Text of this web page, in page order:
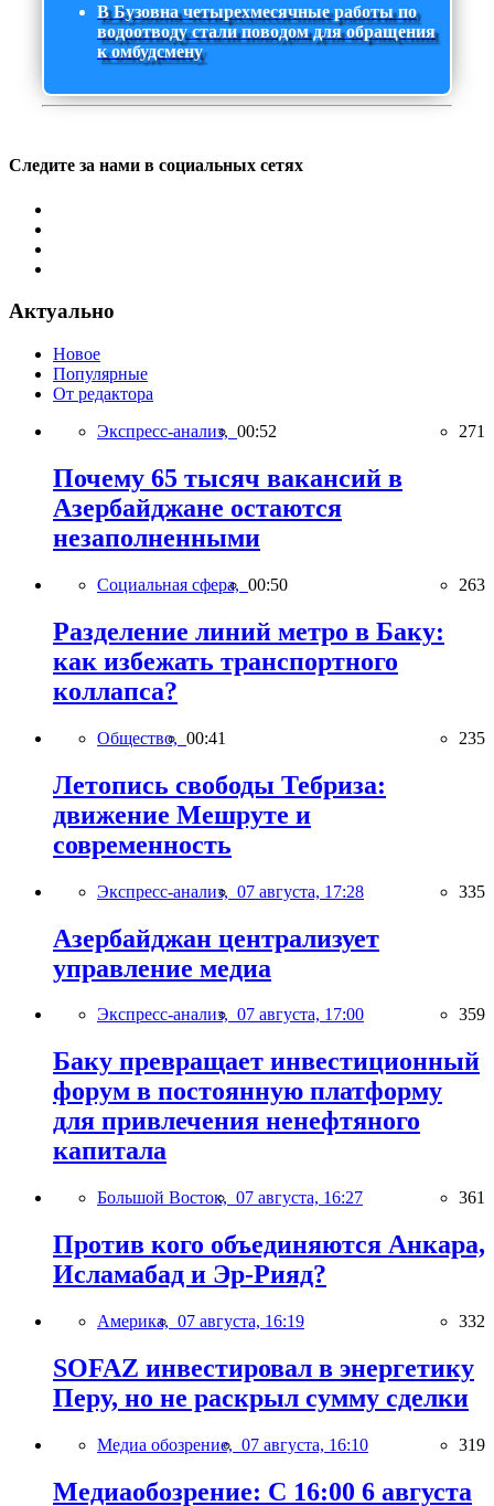
В Бузовна четырехмесячные работы по
водоотводу стали поводом для обращения
к омбудсмену
Следите за нами в социальных сетях
Актуально
Новое
Популярные
От редактора
Экспресс-анализ, 00:52 271
Почему 65 тысяч вакансий в
Азербайджане остаются
незаполненными
Социальная сфера, 00:50 263
Разделение линий метро в Баку:
как избежать транспортного
коллапса?
Общество, 00:41 235
Летопись свободы Тебриза:
движение Мешруте и
современность
Экспресс-анализ, 07 августа, 17:28 335
Азербайджан централизует
управление медиа
Экспресс-анализ, 07 августа, 17:00 359
Баку превращает инвестиционный
форум в постоянную платформу
для привлечения ненефтяного
капитала
Большой Восток, 07 августа, 16:27 361
Против кого объединяются Анкара,
Исламабад и Эр-Рияд?
Америка, 07 августа, 16:19 332
SOFAZ инвестировал в энергетику
Перу, но не раскрыл сумму сделки
Медиа обозрение, 07 августа, 16:10 319
Медиаобозрение: С 16:00 6 августа